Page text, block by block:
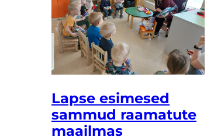
Lapse esimesed
sammud raamatute
maailmas